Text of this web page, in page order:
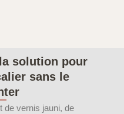
solution pour
sans le
de vernis jauni, de